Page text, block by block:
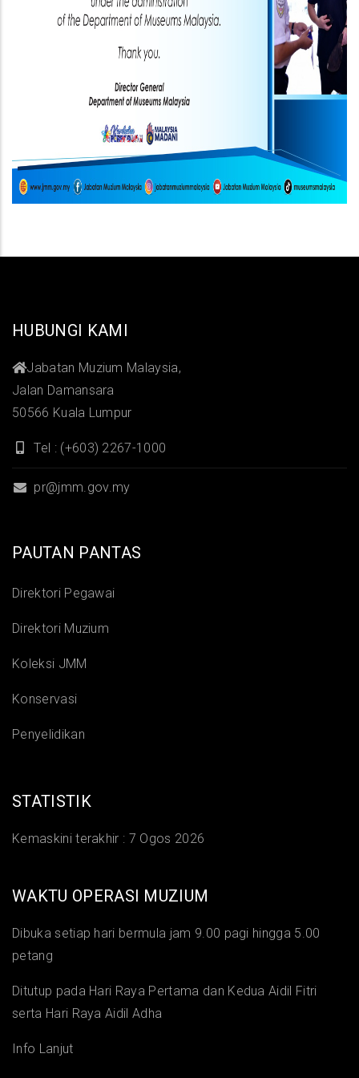
HUBUNGI KAMI
Jabatan Muzium Malaysia,
Jalan Damansara
50566 Kuala Lumpur
Tel : (+603) 2267-1000
pr@jmm.gov.my
PAUTAN PANTAS
Direktori Pegawai
Direktori Muzium
Koleksi JMM
Konservasi
Penyelidikan
STATISTIK
Kemaskini terakhir : 7 Ogos 2026
WAKTU OPERASI MUZIUM
Dibuka setiap hari bermula jam 9.00 pagi hingga 5.00
petang
Ditutup pada Hari Raya Pertama dan Kedua Aidil Fitri
serta Hari Raya Aidil Adha
Info Lanjut